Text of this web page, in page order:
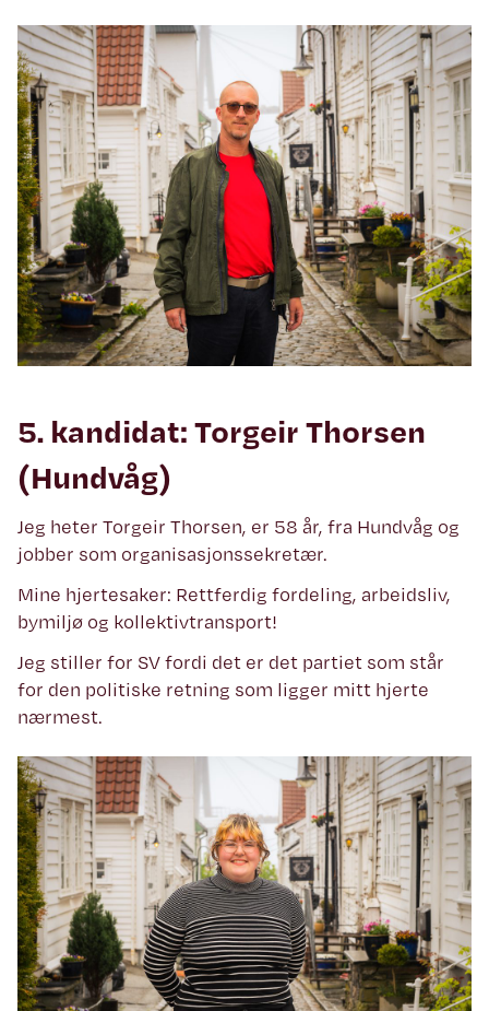
5. kandidat: Torgeir Thorsen
(Hundvåg)
Jeg heter Torgeir Thorsen, er 58 år, fra Hundvåg og
jobber som organisasjonssekretær.
Mine hjertesaker: Rettferdig fordeling, arbeidsliv,
bymiljø og kollektivtransport!
Jeg stiller for SV fordi det er det partiet som står
for den politiske retning som ligger mitt hjerte
nærmest.